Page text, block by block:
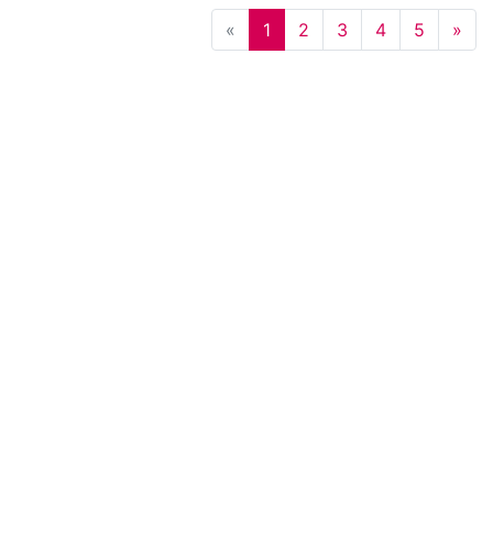
« Previous
1 2 3 4 5 »